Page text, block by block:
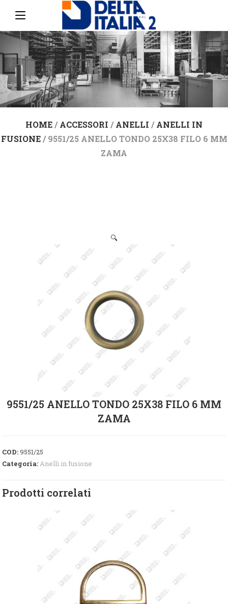
HOME/ACCESSORI /ANELLI /ANELLI IN
FUSIONE/ 9551/25 ANELLO TONDO 25X38 FILO 6 MM
ZAMA
🔍
9551/25 ANELLO TONDO 25X38 FILO 6 MM
ZAMA
COD:9551/25
Categoria:Anelli in fusione
Prodotti correlati